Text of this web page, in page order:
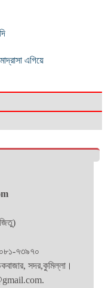
এগিয়ে
৭৩৯৭০
সদর,কুমিল্লা।